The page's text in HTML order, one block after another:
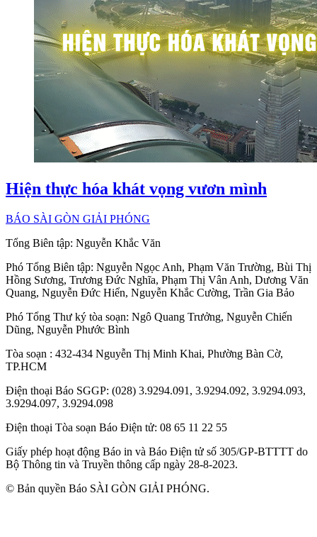
Hiện thực hóa khát vọng vươn mình
BÁO SÀI GÒN GIẢI PHÓNG
Tổng Biên tập: Nguyễn Khắc Văn
Phó Tổng Biên tập: Nguyễn Ngọc Anh, Phạm Văn Trường, Bùi Thị
Hồng Sương, Trương Đức Nghĩa, Phạm Thị Vân Anh, Dương Văn
Quang, Nguyễn Đức Hiển, Nguyễn Khắc Cường, Trần Gia Bảo
Phó Tổng Thư ký tòa soạn: Ngô Quang Trưởng, Nguyễn Chiến
Dũng, Nguyễn Phước Bình
Tòa soạn : 432-434 Nguyễn Thị Minh Khai, Phường Bàn Cờ,
TP.HCM
Điện thoại Báo SGGP: (028) 3.9294.091, 3.9294.092, 3.9294.093,
3.9294.097, 3.9294.098
Điện thoại Tòa soạn Báo Điện tử: 08 65 11 22 55
Giấy phép hoạt động Báo in và Báo Điện tử số 305/GP-BTTTT do
Bộ Thông tin và Truyền thông cấp ngày 28-8-2023.
© Bản quyền Báo SÀI GÒN GIẢI PHÓNG.